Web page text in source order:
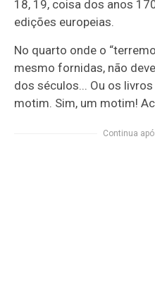
18, 19, coisa dos anos
edições europeias.
No quarto onde o
mesmo fornidas, não
dos séculos... Ou os
motim. Sim, um motim!
Continua